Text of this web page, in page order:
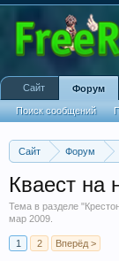
Сайт Форум
Кваест на
Тема в разделе "
мар 2009
1 2 Вперёд >
Сайт Форум
Поиск сообщений